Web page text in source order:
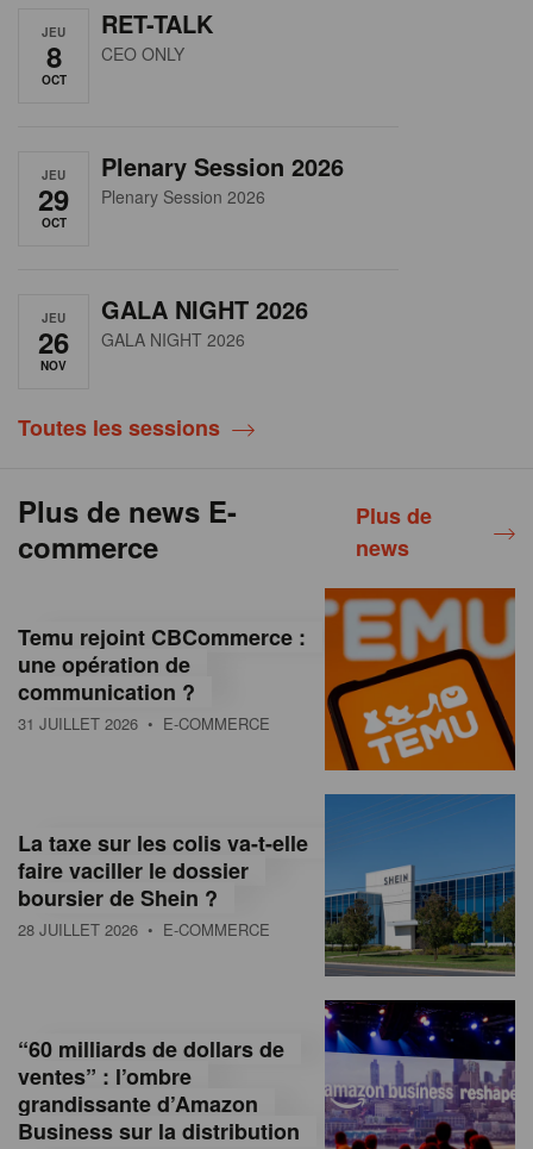
JEU
8
OCT
RET-TALK
CEO ONLY
JEU
29
OCT
Plenary Session 2026
Plenary Session 2026
JEU
26
NOV
GALA NIGHT 2026
GALA NIGHT 2026
Toutes les sessions
Plus de news E-
commerce
Plus de
news
Temu rejoint CBCommerce :
une opération de
communication ?
31 JUILLET 2026 • E-COMMERCE
La taxe sur les colis va-t-elle
faire vaciller le dossier
boursier de Shein ?
28 JUILLET 2026 • E-COMMERCE
“60 milliards de dollars de
ventes” : l’ombre
grandissante d’Amazon
Business sur la distribution